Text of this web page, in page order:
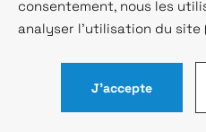
© Fésia 2021 Mentions légales
consentement, nous les
analyser l'utilisation du site
J'accepte